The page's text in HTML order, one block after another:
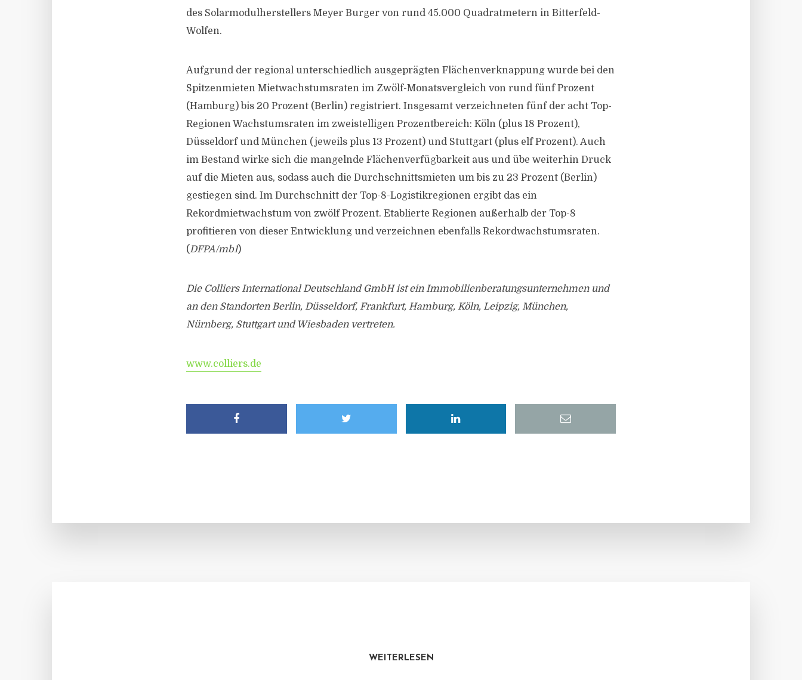
des Solarmodulherstellers Meyer Burger von rund 45.000 Quadratmetern in Bitterfeld-
Wolfen.
Aufgrund der regional unterschiedlich ausgeprägten Flächenverknappung wurde bei den
Spitzenmieten Mietwachstumsraten im Zwölf-Monatsvergleich von rund fünf Prozent
(Hamburg) bis 20 Prozent (Berlin) registriert. Insgesamt verzeichneten fünf der acht Top-
Regionen Wachstumsraten im zweistelligen Prozentbereich: Köln (plus 18 Prozent),
Düsseldorf und München (jeweils plus 13 Prozent) und Stuttgart (plus elf Prozent). Auch
im Bestand wirke sich die mangelnde Flächenverfügbarkeit aus und übe weiterhin Druck
auf die Mieten aus, sodass auch die Durchschnittsmieten um bis zu 23 Prozent (Berlin)
gestiegen sind. Im Durchschnitt der Top-8-Logistikregionen ergibt das ein
Rekordmietwachstum von zwölf Prozent. Etablierte Regionen außerhalb der Top-8
profitieren von dieser Entwicklung und verzeichnen ebenfalls Rekordwachstumsraten.
(DFPA/mb1)
Die Colliers International Deutschland GmbH ist ein Immobilienberatungsunternehmen und
an den Standorten Berlin, Düsseldorf, Frankfurt, Hamburg, Köln, Leipzig, München,
Nürnberg, Stuttgart und Wiesbaden vertreten.
www.colliers.de
WEITERLESEN